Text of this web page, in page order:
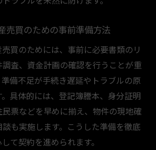
成時に注意したい記載事項とは
でトラブルを防ぐための工夫
の手続き流れと準備とは
買契約当日の進行スケジュールを
ち物と必要書類をしっかり準備し
売買のための事前準備方法
買のためには、事前に必要書類のリ
査、資金計画の確認を行うことが重
備不足が手続き遅延やトラブルの原
具体的には、登記簿謄本、身分証明
票などを早めに揃え、物件の現地確
も実施します。こうした準備を徹底
て契約を進められます。